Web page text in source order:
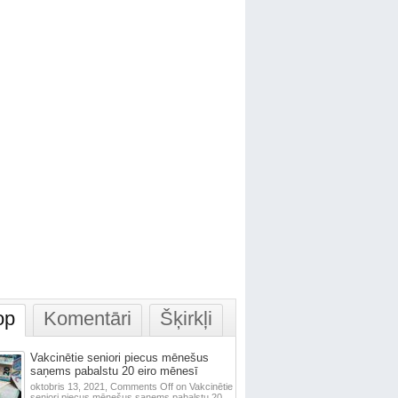
Komentāri Šķirkļi
Vakcinētie seniori piecus mēnešus
saņems pabalstu 20 eiro mēnesī
oktobris 13, 2021, Comments Offon Vakcinētie